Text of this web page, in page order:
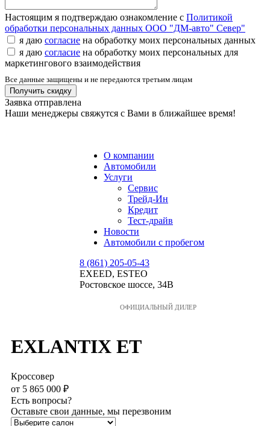
Настоящим я подтверждаю ознакомление с Политикой
обработки персональных данных ООО "ДМ-авто" Север"
я даю согласие на обработку моих персональных данных
я даю согласие на обработку моих персональных для
маркетингового взаимодействия
Все данные защищены и не передаются третьим лицам
Заявка отправлена
Наши менеджеры свяжутся с Вами в ближайшее время!
О компании
Автомобили
Услуги
Сервис
Трейд-Ин
Кредит
Тест-драйв
Новости
Автомобили с пробегом
8 (861) 205-05-43
EXEED, ESTEO
Ростовское шоссе, 34В
ОФИЦИАЛЬНЫЙ ДИЛЕР
EXLANTIX ET
Кроссовер
от 5 865 000 ₽
Есть вопросы?
Оставьте свои данные, мы перезвоним